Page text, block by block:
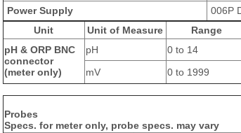
Power Supply
006P
Unit
Unit of Measure Range
pH & ORP BNC
connector
(meter only)
pH 0 to 14
mV
0 to 1999
Probes
Specs. for meter only, probe specs. may vary